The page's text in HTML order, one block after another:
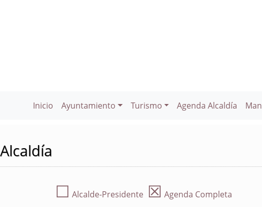
Inicio Ayuntamiento Turismo Agenda Alcaldía
☐ Alcalde-Presidente ☒ Agenda Completa